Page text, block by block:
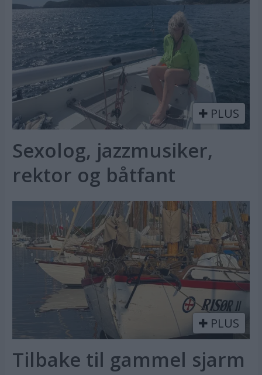
PLUS
Sexolog, jazzmusiker,
rektor og båtfant
PLUS
Tilbake til gammel sjarm